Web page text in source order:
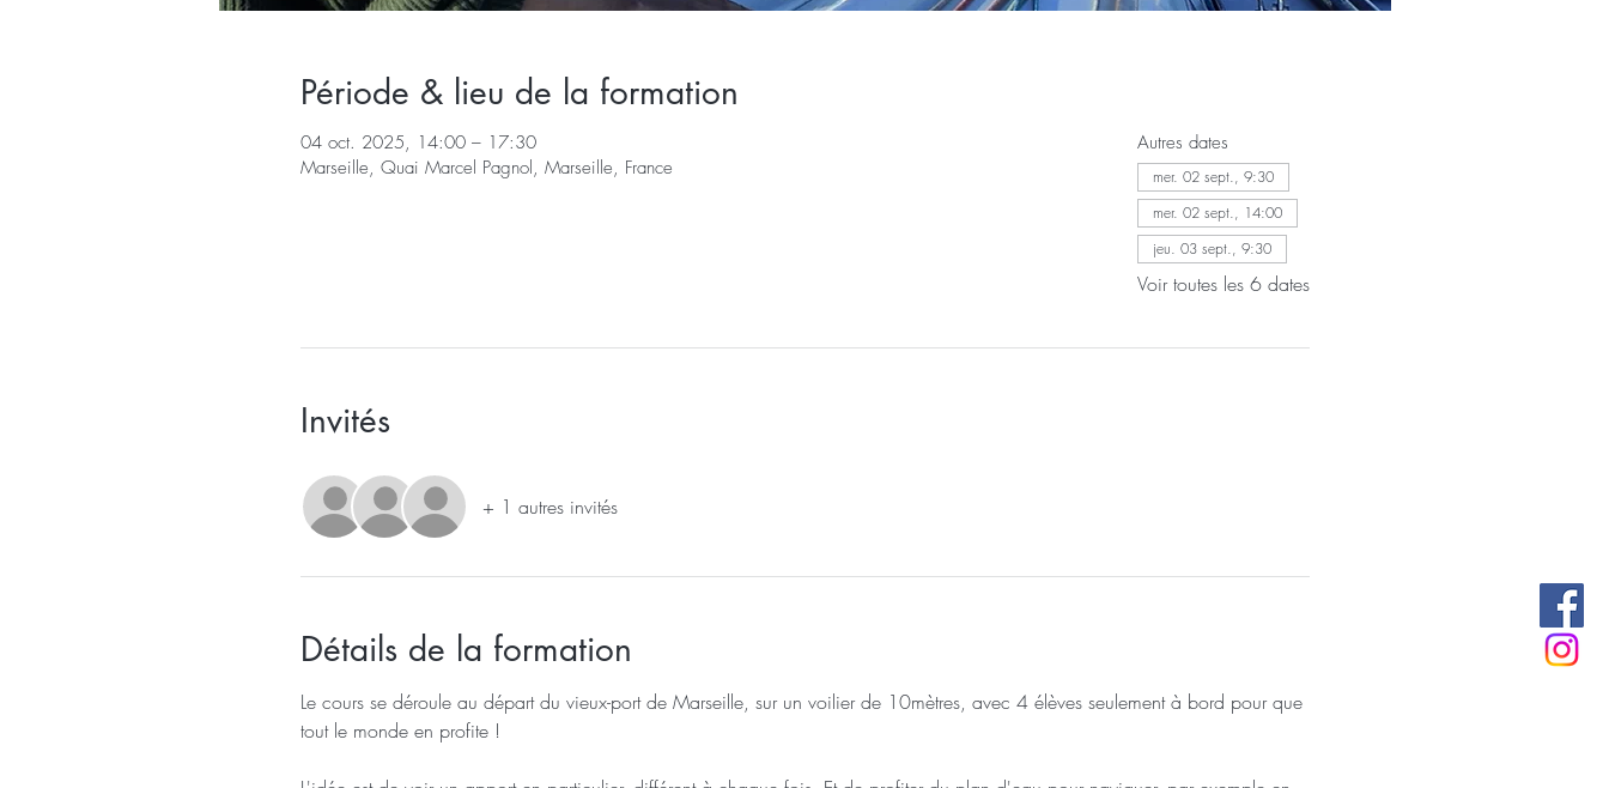
Période & lieu de la formation
04 oct. 2025, 14:00 – 17:30
Marseille, Quai Marcel Pagnol, Marseille, France
Autres dates
mer. 02 sept., 9:30
mer. 02 sept., 14:00
jeu. 03 sept., 9:30
Voir toutes les 6 dates
Invités
+ 1 autres invités
Détails de la formation
Le cours se déroule au départ du vieux-port de Marseille, sur un voilier de 10mètres, avec 4 élèves seulement à bord pour que
tout le monde en profite !